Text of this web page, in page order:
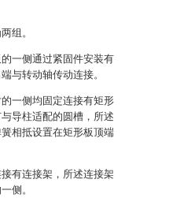
组。
一侧通过紧固件安装有
与转动轴传动连接。
一侧均固定连接有矩形
导柱适配的圆槽，所述
相抵设置在矩形板顶端
有连接架，所述连接架
侧。